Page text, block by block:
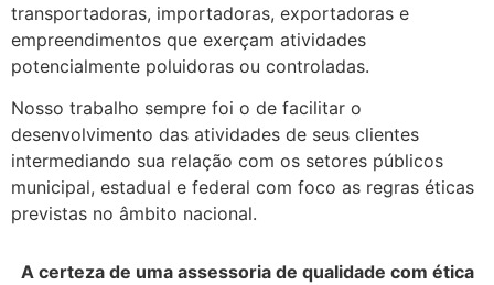
transportadoras, importadoras, exportadoras e
empreendimentos que exerçam atividades
potencialmente poluidoras ou controladas.
Nosso trabalho sempre foi o de facilitar o
desenvolvimento das atividades de seus clientes
intermediando sua relação com os setores públicos
municipal, estadual e federal com foco as regras éticas
previstas no âmbito nacional.
A certeza de uma assessoria de qualidade com ética